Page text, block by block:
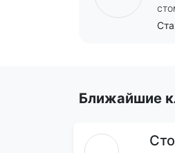
Ближайшие